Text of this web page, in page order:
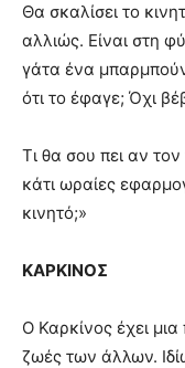
Θα σκαλίσει το
αλλιώς. Είναι στη
γάτα ένα
ότι το έφαγε; Όχι
Τι θα σου πει αν
κάτι ωραίες
κινητό;»
ΚΑΡΚΙΝΟΣ
Ο Καρκίνος έχει μια
ζωές των άλλων.